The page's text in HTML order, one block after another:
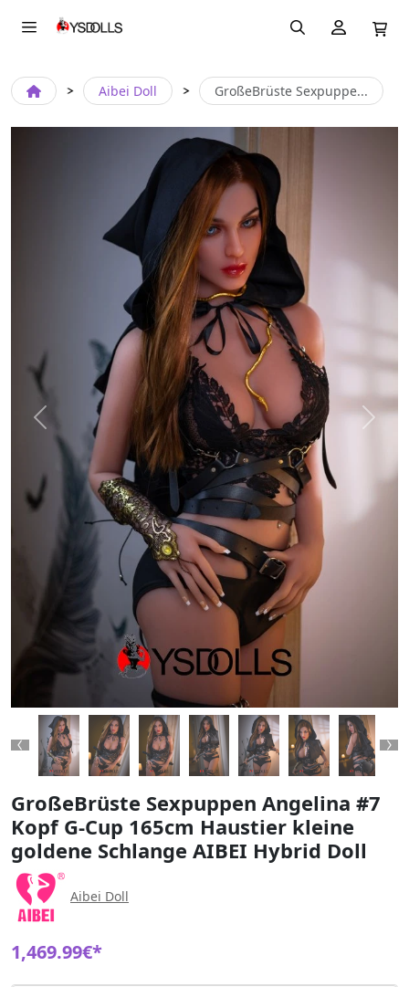
Aibei Doll GroßeBrüste Sexpuppe...
Previous Next
Previous
GroßeBrüste Sexpuppen Angelina #7
Kopf G-Cup 165cm Haustier kleine
goldene Schlange AIBEI Hybrid Doll
Aibei Doll
1,469.99€*